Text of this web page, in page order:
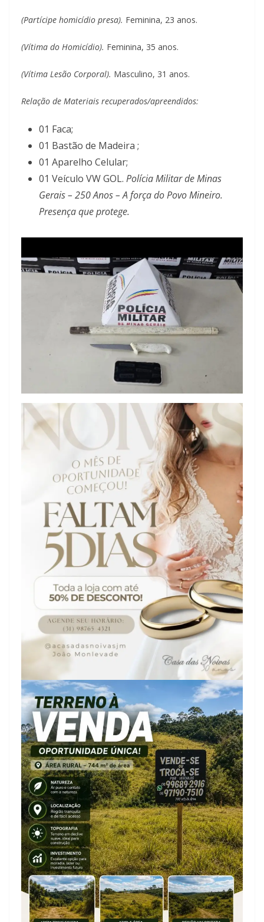
(Partícipe homicídio presa). Feminina, 23 anos.
(Vítima do Homicídio). Feminina, 35 anos.
(Vítima Lesão Corporal). Masculino, 31 anos.
Relação de Materiais recuperados/apreendidos:
01 Faca;
01 Bastão de Madeira ;
01 Aparelho Celular;
01 Veículo VW GOL. Polícia Militar de Minas
Gerais – 250 Anos – A força do Povo Mineiro.
Presença que protege.